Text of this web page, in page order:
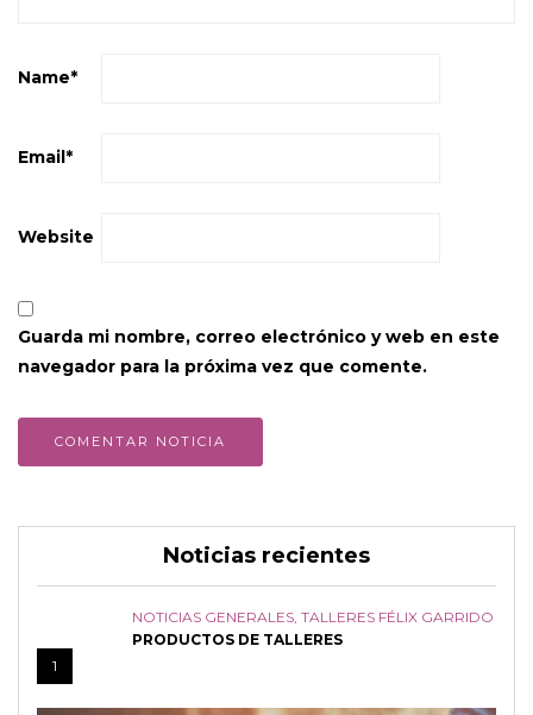
Name*
Email*
Website
Guarda mi nombre, correo electrónico y web en este
navegador para la próxima vez que comente.
Noticias recientes
1
NOTICIAS GENERALES, TALLERES FÉLIX GARRIDO
PRODUCTOS DE TALLERES